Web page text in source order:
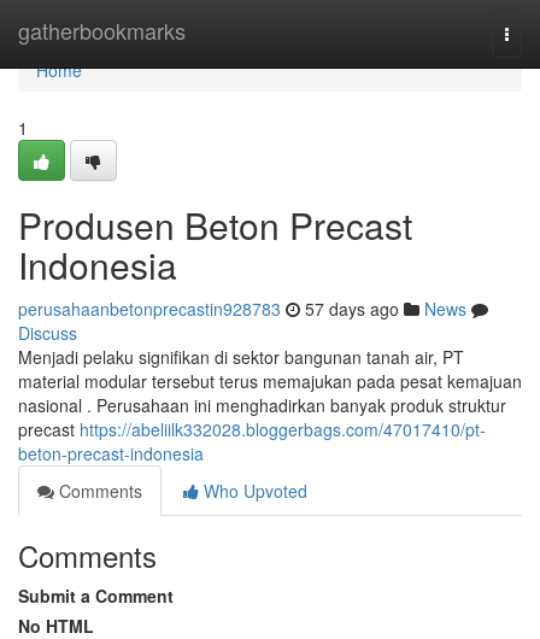
gatherbookmarks
Home
Home
1
Produsen Beton Precast
Indonesia
perusahaanbetonprecastin928783 57 days ago
News
Discuss
Menjadi pelaku signifikan di sektor bangunan tanah air, PT
material modular tersebut terus memajukan pada pesat kemajuan
nasional . Perusahaan ini menghadirkan banyak produk struktur
precast https://abeliilk332028.bloggerbags.com/47017410/pt-
beton-precast-indonesia
Comments
Who Upvoted
Comments
Submit a Comment
No HTML